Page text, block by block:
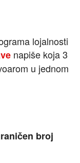
lojalnosti
napiše koja 3
u jednom
broj